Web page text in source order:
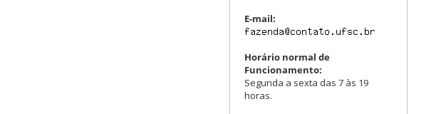
E-mail:
Horário normal de
Funcionamento:
Segunda a sexta das 7 às 19
horas.